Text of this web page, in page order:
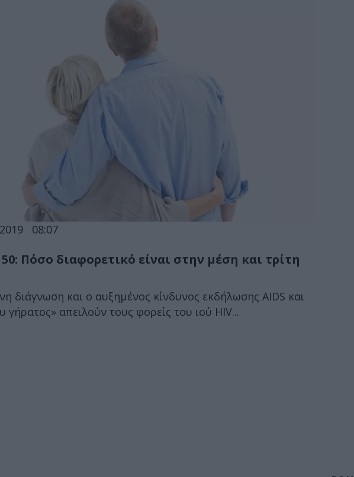
08:07
Πόσο διαφορετικό είναι στην μέση και τρίτη
διάγνωση και ο αυξημένος κίνδυνος εκδήλωσης AIDS και
απειλούν τους φορείς του ιού HIV...